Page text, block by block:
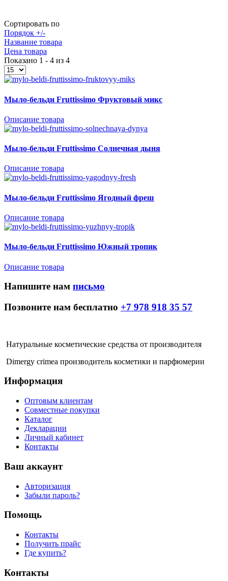
Сортировать по
Порядок +/-
Название товара
Цена товара
Показано 1 - 4 из 4
Мыло-бельди Fruttissimo Фруктовый микс
Описание товара
Мыло-бельди Fruttissimo Солнечная дыня
Описание товара
Мыло-бельди Fruttissimo Ягодный фреш
Описание товара
Мыло-бельди Fruttissimo Южный тропик
Описание товара
Напишите нам письмо
Позвоните нам бесплатно +7 978 918 35 57
Натуральные косметические средства от производителя
Dimergy crimea производитель косметики и парфюмерии
Информация
Оптовым клиентам
Совместные покупки
Каталог
Декларации
Личный кабинет
Контакты
Ваш аккаунт
Авторизация
Забыли пароль?
Помощь
Контакты
Получить прайс
Где купить?
Контакты